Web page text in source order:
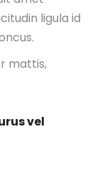
ligula id
mattis,
vel